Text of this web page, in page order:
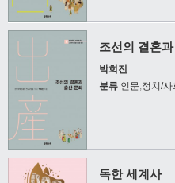
조선의 결혼
박희진
분류 인문 정치/사
독한 세계사